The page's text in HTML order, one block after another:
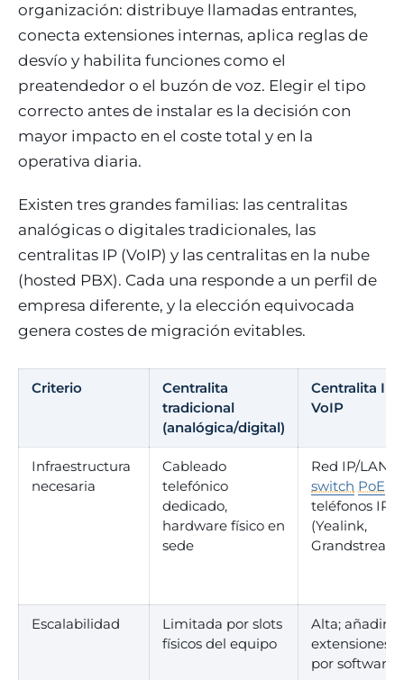
organización: distribuye llamadas entrantes,
conecta extensiones internas, aplica reglas de
desvío y habilita funciones como el
preatendedor o el buzón de voz. Elegir el tipo
correcto antes de instalar es la decisión con
mayor impacto en el coste total y en la
operativa diaria.
Existen tres grandes familias: las centralitas
analógicas o digitales tradicionales, las
centralitas IP (VoIP) y las centralitas en la nube
(hosted PBX). Cada una responde a un perfil de
empresa diferente, y la elección equivocada
genera costes de migración evitables.
Criterio
Centralita
tradicional
(analógica/digital)
Centralita IP /
VoIP
Infraestructura
necesaria
Cableado
telefónico
dedicado,
hardware físico en
sede
Red IP/LAN,
switch PoE
teléfonos IP
(Yealink,
Escalabilidad
Limitada por slots
físicos del equipo
Alta; añadir
extensiones
por software